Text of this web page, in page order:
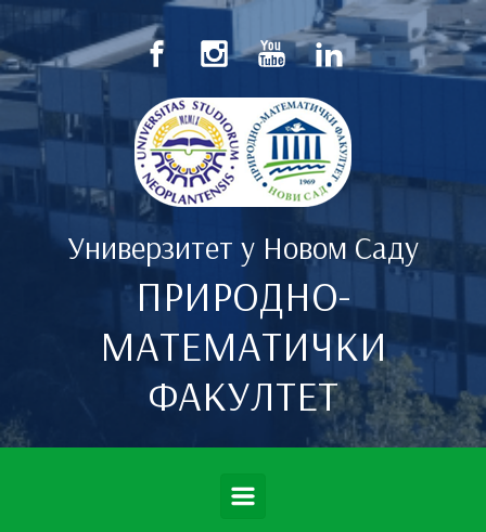
Скип то маин цонтент
Универзитет у Новом Саду
ПРИРОДНО-
МАТЕМАТИЧКИ
ФАКУЛТЕТ